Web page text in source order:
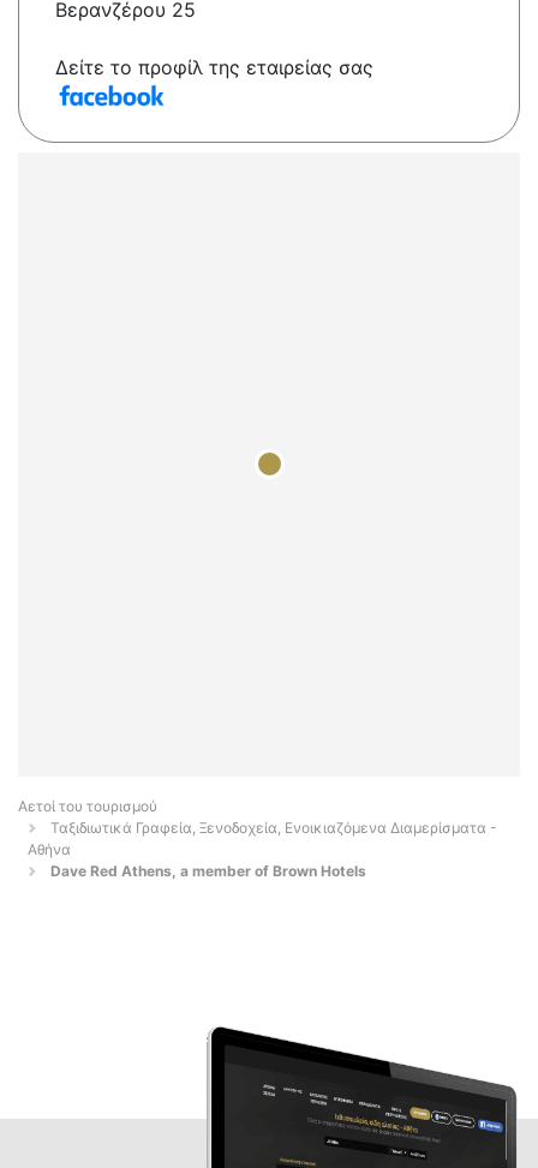
Βερανζέρου 25
Δείτε το προφίλ της εταιρείας σας
Αετοί του τουρισμού
Ταξιδιωτικά Γραφεία, Ξενοδοχεία, Ενοικιαζόμενα Διαμερίσματα -
Αθήνα
Dave Red Athens, a member of Brown Hotels